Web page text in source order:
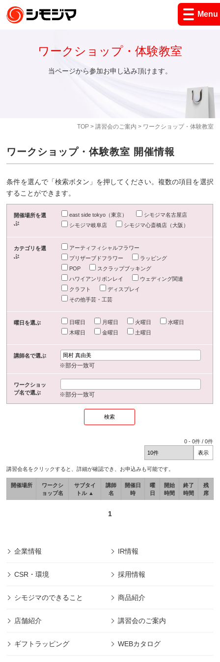
Menu
TOP> 講習会のご案内 > ワークショップ・体験教室
ワークショップ・体験教室
当ページから参加お申し込み頂けます。
ワークショップ・体験教室 開催情報
条件を選んで「検索ボタン」を押してください。複数の項目を選択
することができます。
開催場所を選
ぶ
east side tokyo（東京）
シモジマ名古屋店
シモジマ岐阜店
シモジマ心斎橋店（大阪）
カテゴリを選
ぶ
アーティフィシャルフラワー
プリザーブドフラワー
ラッピング
POP
スクラップブッキング
ハワイアンリボンレイ
ウェディング関連
クラフト
ディスプレイ
その他手芸・工芸
曜日を選ぶ 日曜日 月曜日 火曜日
水曜日
木曜日
金曜日 土曜日
講師名で選ぶ
※部分一致可
ワークショッ
プ名で選ぶ
※部分一致可
0 -0件 /0件
講習会名をクリックすると、詳細が確認でき、お申込みも可能です。
開催場所
ワークシ
ョップ名
サブタイ
トル ▲
講師
名
開催日
時
曜
日
開始
時間
終了
時間
残
席
1
企業情報 IR情報
CSR・環境 採用情報
シモジマのできること 商品紹介
店舗紹介 講習会のご案内
ギフトラッピング WEBカタログ